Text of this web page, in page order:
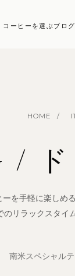
コーヒーを選ぶブログ
HOME /
/
を手軽に楽し
リラックスタ
南米スペシャル